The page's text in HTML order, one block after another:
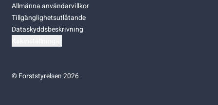
Allmänna användarvillkor
Tillgänglighetsutlåtande
Dataskyddsbeskrivning
©Forststyrelsen 2026